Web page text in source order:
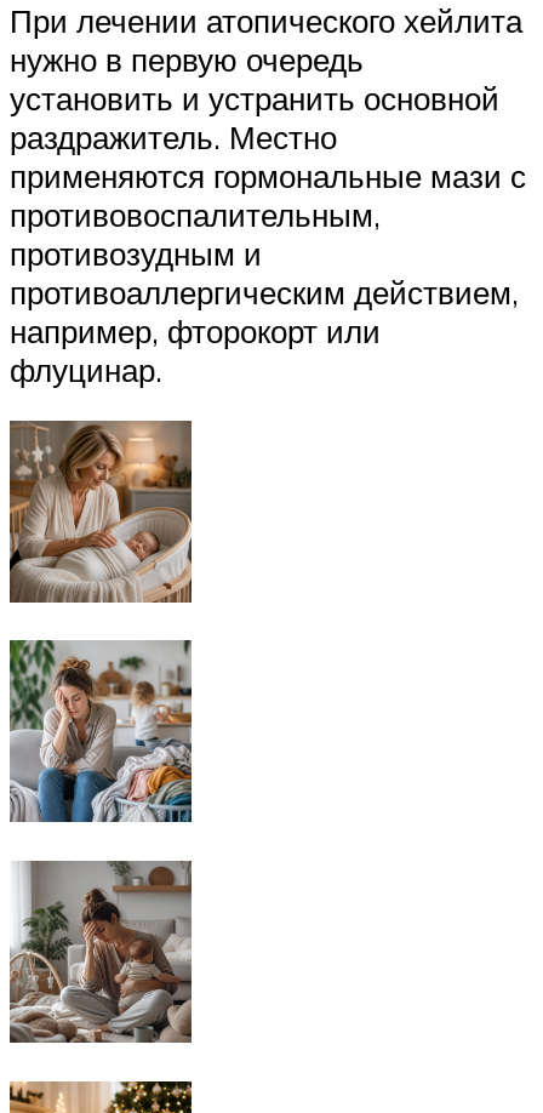
При лечении атопического хейлита
нужно в первую очередь
установить и устранить основной
раздражитель. Местно
применяются гормональные мази с
противовоспалительным,
противозудным и
противоаллергическим действием,
например, фторокорт или
флуцинар.